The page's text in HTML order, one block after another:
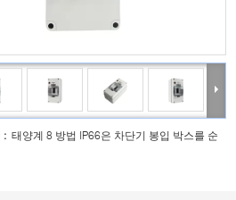
: 태양계 8 방법 IP66은 차단기 봉입 박스를 순